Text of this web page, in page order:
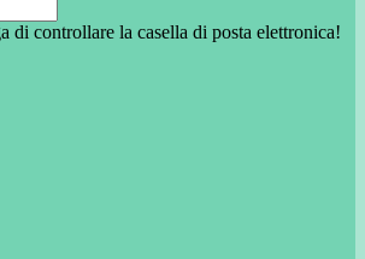
di controllare la casella di posta elettronica!